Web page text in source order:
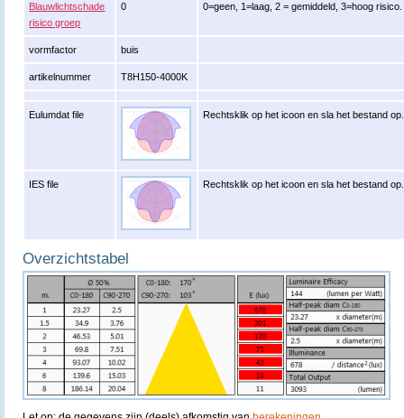
Blauwlichtschade
risico groep
0 0=geen, 1=laag, 2 = gemiddeld, 3=hoog risico.
vormfactor buis
artikelnummer T8H150-4000K
Eulumdat file Rechtsklik op het icoon en sla het bestand op.
IES file Rechtsklik op het icoon en sla het bestand op.
Overzichtstabel